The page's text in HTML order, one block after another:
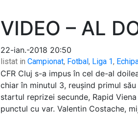
VIDEO – AL
22-ian.-2018 20:50
listat in Campionat, Fotbal, Liga 1,
CFR Cluj s-a impus în cel de-al
chiar în minutul 3, reușind primul
startul reprizei secunde, Rapid
punctul cu var. Valentin Costache,